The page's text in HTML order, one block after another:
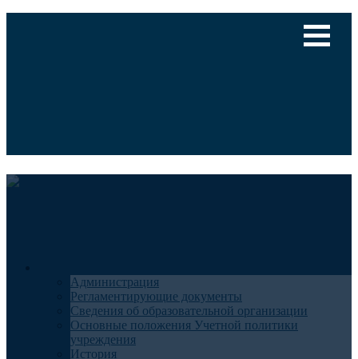
Администрация
Регламентирующие документы
Сведения об образовательной организации
Основные положения Учетной политики
учреждения
История